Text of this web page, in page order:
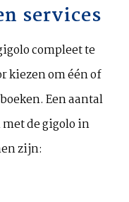
services
compleet te
kiezen om één of
Een aantal
de gigolo in
zijn: